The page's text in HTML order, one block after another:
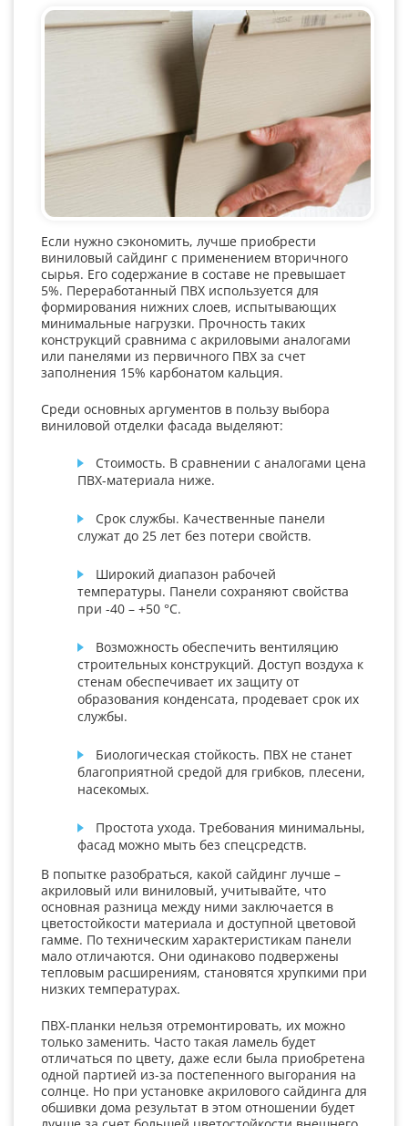
Если нужно сэкономить, лучше приобрести
виниловый сайдинг с применением вторичного
сырья. Его содержание в составе не превышает
5%. Переработанный ПВХ используется для
формирования нижних слоев, испытывающих
минимальные нагрузки. Прочность таких
конструкций сравнима с акриловыми аналогами
или панелями из первичного ПВХ за счет
заполнения 15% карбонатом кальция.
Среди основных аргументов в пользу выбора
виниловой отделки фасада выделяют:
Стоимость. В сравнении с аналогами цена
ПВХ-материала ниже.
Срок службы. Качественные панели
служат до 25 лет без потери свойств.
Широкий диапазон рабочей
температуры. Панели сохраняют свойства
при -40 – +50 °С.
Возможность обеспечить вентиляцию
строительных конструкций. Доступ воздуха к
стенам обеспечивает их защиту от
образования конденсата, продевает срок их
службы.
Биологическая стойкость. ПВХ не станет
благоприятной средой для грибков, плесени,
насекомых.
Простота ухода. Требования минимальны,
фасад можно мыть без спецсредств.
В попытке разобраться, какой сайдинг лучше –
акриловый или виниловый, учитывайте, что
основная разница между ними заключается в
цветостойкости материала и доступной цветовой
гамме. По техническим характеристикам панели
мало отличаются. Они одинаково подвержены
тепловым расширениям, становятся хрупкими при
низких температурах.
ПВХ-планки нельзя отремонтировать, их можно
только заменить. Часто такая ламель будет
отличаться по цвету, даже если была приобретена
одной партией из-за постепенного выгорания на
солнце. Но при установке акрилового сайдинга для
обшивки дома результат в этом отношении будет